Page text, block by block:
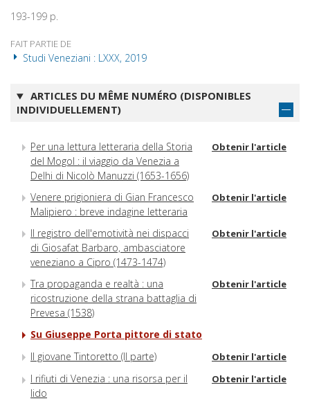
193-199 p.
FAIT PARTIE DE
Studi Veneziani : LXXX, 2019
ARTICLES DU MÊME NUMÉRO (DISPONIBLES
INDIVIDUELLEMENT)
Per una lettura letteraria della Storia
del Mogol : il viaggio da Venezia a
Delhi di Nicolò Manuzzi (1653-1656)
Obtenir l'article
Venere prigioniera di Gian Francesco
Malipiero : breve indagine letteraria
Obtenir l'article
Il registro dell'emotività nei dispacci
di Giosafat Barbaro, ambasciatore
veneziano a Cipro (1473-1474)
Obtenir l'article
Tra propaganda e realtà : una
ricostruzione della strana battaglia di
Prevesa (1538)
Obtenir l'article
Su Giuseppe Porta pittore di stato
Il giovane Tintoretto (II parte)
Obtenir l'article
I rifiuti di Venezia : una risorsa per il
lido
Obtenir l'article